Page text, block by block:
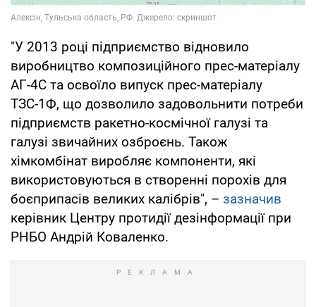
"У 2013 році підприємство відновило
виробництво композиційного прес-матеріалу
АГ-4С та освоїло випуск прес-матеріалу
ТЗС-1Ф, що дозволило задовольнити потреби
підприємств ракетно-космічної галузі та
галузі звичайних озброєнь. Також
хімкомбінат виробляє компоненти, які
використовуються в створенні порохів для
боєприпасів великих калібрів", – зазначив
керівник Центру протидії дезінформації при
РНБО Андрій Коваленко.